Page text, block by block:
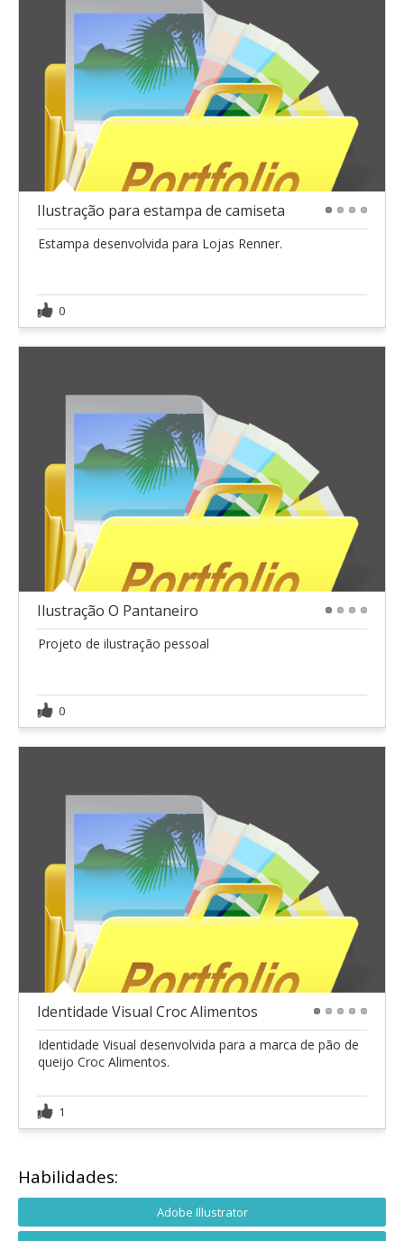
Ilustração para estampa de camiseta
Estampa desenvolvida para Lojas Renner.
0
Ilustração O Pantaneiro
Projeto de ilustração pessoal
0
Identidade Visual Croc Alimentos
Identidade Visual desenvolvida para a marca de pão de
queijo Croc Alimentos.
1
Habilidades:
Adobe Illustrator